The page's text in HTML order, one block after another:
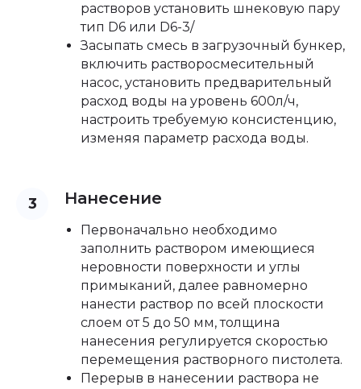
растворов установить шнековую пару
тип D6 или D6-3/
Засыпать смесь в загрузочный бункер,
включить растворосмесительный
насос, установить предварительный
расход воды на уровень 600л/ч,
настроить требуемую консистенцию,
изменяя параметр расхода воды.
Нанесение
Первоначально необходимо
заполнить раствором имеющиеся
неровности поверхности и углы
примыканий, далее равномерно
нанести раствор по всей плоскости
слоем от 5 до 50 мм, толщина
нанесения регулируется скоростью
перемещения растворного пистолета.
Перерыв в нанесении раствора не